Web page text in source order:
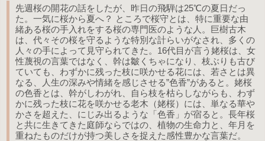
先週桜の開花の話をしたが、昨日の飛騨は25℃の夏日だっ
た。一気に桜から夏へ？ ところで桜守とは、特に重要な由
緒ある桜の手入れをする桜の専門医のような人。巨樹古木
は、代々その桜を守るような特別な計らいがなされ、多くの
人々の手によって見守られてきた。16代目が言う姥桜は、女
性蔑視の言葉ではなく、幹は皺くちゃになり、枝ぶりも古び
ていても、わずかに残った枝に咲かせる花には、若さとは異
なる、人生の深みや情緒を感じさせる”色香”があると。姥桜
の色香とは、幹がしわがれ、自ら枝を枯らしながらも、わず
かに残った枝に花を咲かせる老木（姥桜）には、単なる華や
かさを超えた、にじみ出るような「色香」が宿ると。長年桜
と共に生きてきた庭師ならではの、植物の生命力と、年月を
重ねたものだけが持つ美しさを捉えた感性豊かな言葉だ。